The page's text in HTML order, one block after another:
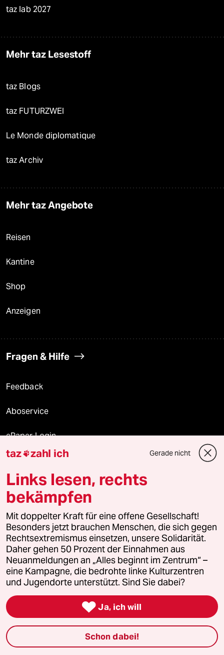
taz lab 2027
Mehr taz Lesestoff
taz Blogs
taz FUTURZWEI
Le Monde diplomatique
taz Archiv
Mehr taz Angebote
Reisen
Kantine
Shop
Anzeigen
Fragen & Hilfe
Feedback
Aboservice
ePaper Login
Downloads für Abonnierende
© 2026 taz Verlags und Vertriebs GmbH
Alle Rechte vorbehalten. Bei rechtlichen Fragen oder für Genehmigungen
wenden Sie sich bitte an
lizenzen@taz.de
Feedback Redaktionsstatut Kommune-Richtlinien
Leitlinie Informant Datenschutz Impressum AGB
Seitenwende Einwilligungen widerrufen (Ads)
taz zahl ich Gerade nicht
Links lesen, rechts
bekämpfen
Mit doppelter Kraft für eine offene Gesellschaft!
Besonders jetzt brauchen Menschen, die sich gegen
Rechtsextremismus einsetzen, unsere Solidarität.
Daher gehen 50 Prozent der Einnahmen aus
Neuanmeldungen an „Alles beginnt im Zentrum“ –
eine Kampagne, die bedrohte linke Kulturzentren
und Jugendorte unterstützt. Sind Sie dabei?
 Ja, ich will
Schon dabei!